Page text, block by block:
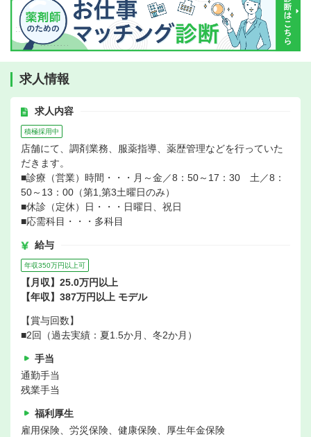
求人情報
求人内容
積極採用中
店舗にて、調剤業務、服薬指導、薬歴管理などを行っていた
だきます。
■診療（営業）時間・・・月～金／8：50～17：30 土／8：
50～13：00（第1,第3土曜日のみ）
■休診（定休）日・・・日曜日、祝日
■応需科目・・・多科目
給与
年収350万円以上可
【月収】25.0万円以上
【年収】387万円以上 モデル
【賞与回数】
■2回（過去実績：夏1.5か月、冬2か月）
手当
通勤手当
残業手当
福利厚生
雇用保険、労災保険、健康保険、厚生年金保険